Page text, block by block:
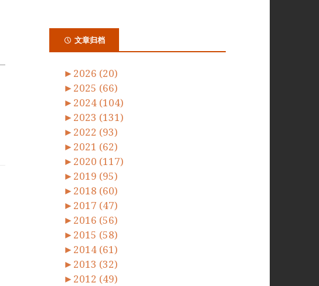
文章归档
► 2026 (20)
► 2025 (66)
► 2024 (104)
► 2023 (131)
► 2022 (93)
► 2021 (62)
► 2020 (117)
► 2019 (95)
► 2018 (60)
► 2017 (47)
► 2016 (56)
► 2015 (58)
► 2014 (61)
► 2013 (32)
► 2012 (49)